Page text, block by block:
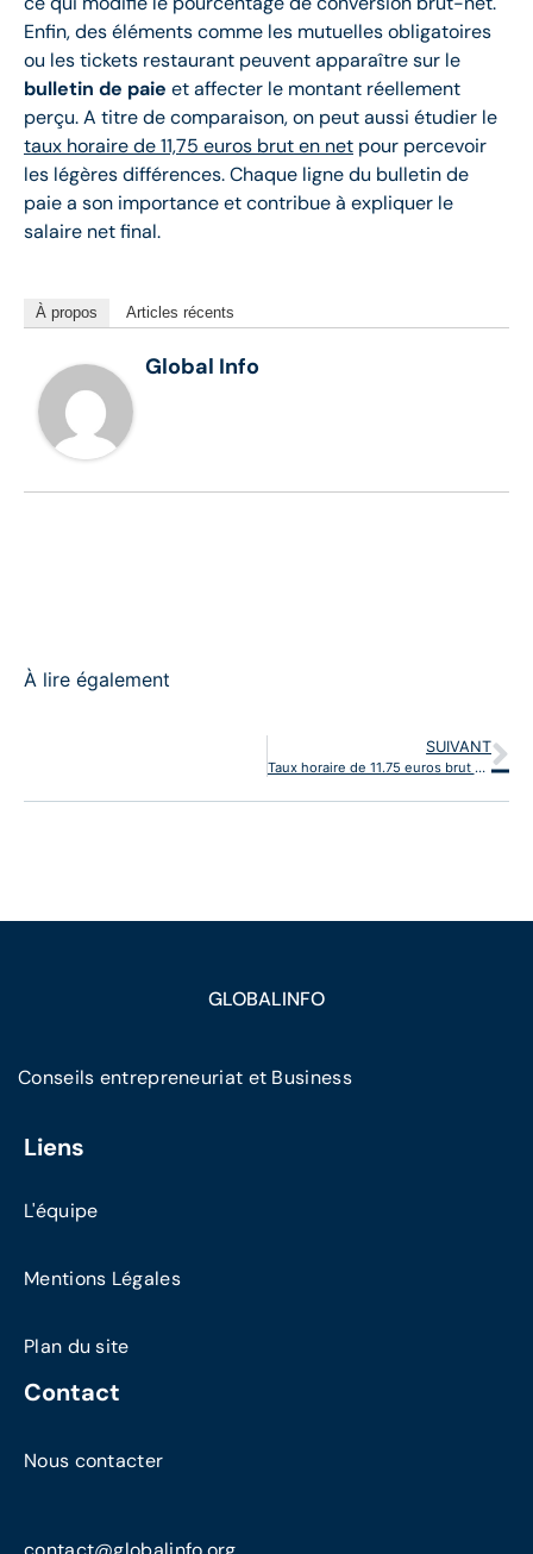
Enfin, des éléments comme les mutuelles obligatoires
ou les tickets restaurant peuvent apparaître sur le
bulletin de paie et affecter le montant réellement
perçu. A titre de comparaison, on peut aussi étudier le
taux horaire de 11,75 euros brut en net pour percevoir
les légères différences. Chaque ligne du bulletin de
paie a son importance et contribue à expliquer le
salaire net final.
À propos Articles récents
Global Info
À lire également
SUIVANT
Taux horaire de 11.75 euros brut en net
GLOBALINFO
Conseils entrepreneuriat et Business
Liens
L'équipe
Mentions Légales
Plan du site
Contact
Nous contacter